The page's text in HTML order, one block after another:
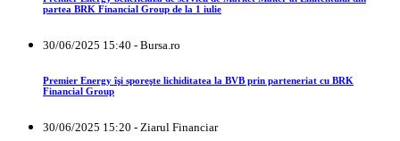
partea BRK Financial Group de la 1 iulie
30/06/2025 15:40 - Bursa.ro
Premier Energy îşi sporeşte lichiditatea la BVB prin parteneriat cu BRK
Financial Group
30/06/2025 15:20 - Ziarul Financiar